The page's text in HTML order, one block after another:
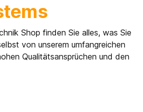
Shop finden Sie alles, was Sie
von unserem umfangreichen
Qualitätsansprüchen und den